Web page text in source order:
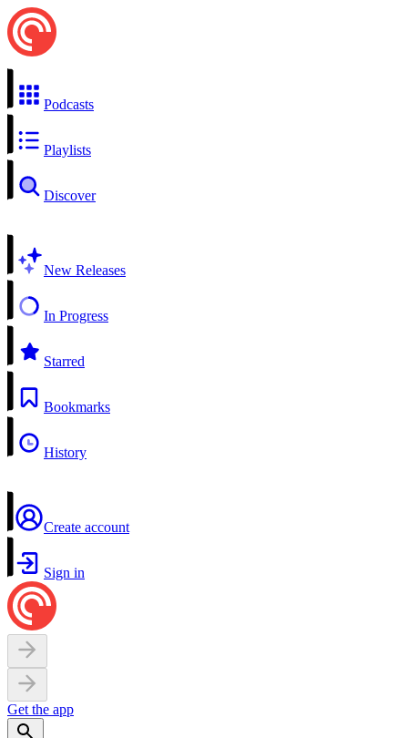
Podcasts
Playlists
Discover
New Releases
In Progress
Starred
Bookmarks
History
Create account
Sign in
Get the app